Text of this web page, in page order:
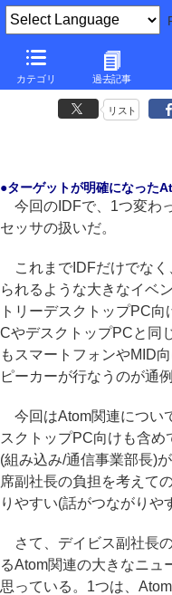
カテゴリ 過去記事
元麻布春
Wintelモデルはタ
リスト
●ターゲットが明確になった
今回のIDFで、1つ変わ
セッサの扱いだ。
これまでIDFだけでなく
られるような大きなイベ
トリーデスクトップPC
CやデスクトップPCと同
もスマートフォンやMID
ピーカーが行なうのが通
今回はAtom関連につい
スクトップPC向けも含
(組み込み/通信事業部長)
席副社長の負担を考えて
りやすい(話がつながりや
さて、デイビス副社長
るAtom関連の大きなニュ
思っている。1つは、